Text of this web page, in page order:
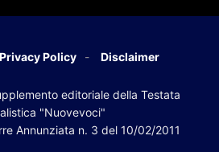
Privacy Policy Disclaimer
editoriale della Testata
"Nuovevoci"
Annunziata n. 3 del 10/02/2011